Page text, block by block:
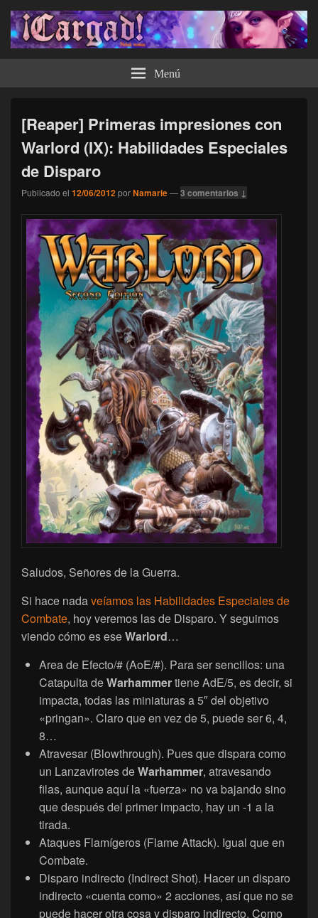
¡Cargad! Menú
[Reaper] Primeras impresiones con
Warlord (IX): Habilidades Especiales
de Disparo
Publicado el 12/06/2012porNamarie—3 comentarios ↓
Saludos, Señores de la Guerra.
Si hace nadaveíamos las Habilidades Especiales de
Combate, hoy veremos las de Disparo. Y seguimos
viendo cómo es eseWarlord…
Area de Efecto/# (AoE/#). Para ser sencillos: una
Catapulta deWarhammertiene AdE/5, es decir, si
impacta, todas las miniaturas a 5″ del objetivo
«pringan». Claro que en vez de 5, puede ser 6, 4,
8…
Atravesar (Blowthrough). Pues que dispara como
un Lanzavirotes deWarhammer, atravesando
filas, aunque aquí la «fuerza» no va bajando sino
que después del primer impacto, hay un -1 a la
tirada.
Ataques Flamígeros (Flame Attack). Igual que en
Combate.
Disparo indirecto (Indirect Shot). Hacer un disparo
indirecto «cuenta como» 2 acciones, así que no se
puede hacer otra cosa y disparo indirecto. Como